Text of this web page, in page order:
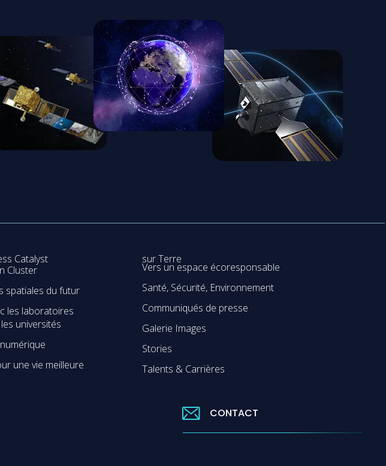
Catalyst
Cluster
spatiales du futur
les laboratoires
universités
une vie meilleure
sur Terre
Vers un espace écoresponsable
Santé, Sécurité, Environnement
Communiqués de presse
Galerie Images
Stories
Talents & Carrières
CONTACT